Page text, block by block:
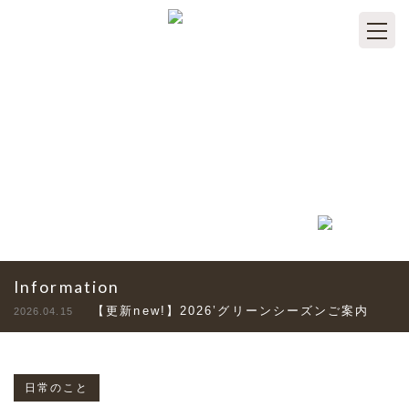
Information
2026.04.15 【更新new!】2026’グリーンシーズンご案内
日常のこと